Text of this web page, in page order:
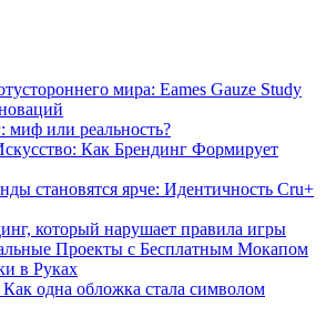
мира: Eames Gauze Study
миф или реальность?
Как Брендинг Формирует
становятся ярче: Идентичность Cru+
который нарушает правила игры
Проекты с Бесплатным Мокапом
в Руках
Как одна обложка стала символом